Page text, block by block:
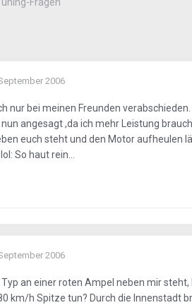
2006
nur bei meinen Freunden
angesagt ,da ich mehr Leistung
euch steht und den Motor aufheulen
So haut rein...
2006
an einer roten Ampel neben mir
km/h Spitze tun? Durch die Innenstadt